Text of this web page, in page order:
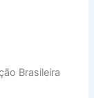
Brasileira